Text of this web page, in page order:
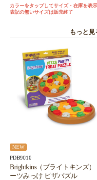
カラーをタップしてサイズ・在庫を表示
表記の無いサイズは販売終了
もっと見
NEW
PDB9010
Brightkins（ブライトキンズ）
ーツみっけ ピザパズル